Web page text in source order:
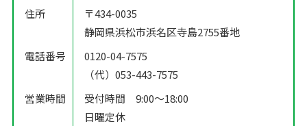
住所
〒434-0035
静岡県浜松市浜名区寺島2755番地
電話番号
0120-04-7575
（代）053-443-7575
営業時間
受付時間 9:00〜18:00
日曜定休